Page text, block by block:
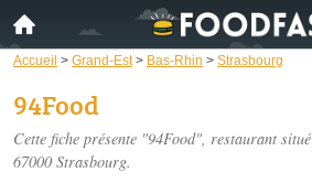
Accueil > Grand-Est > Bas-Rhin > Strasbourg
94Food
Cette fiche présente "94Food", restaurant situé
67000 Strasbourg.